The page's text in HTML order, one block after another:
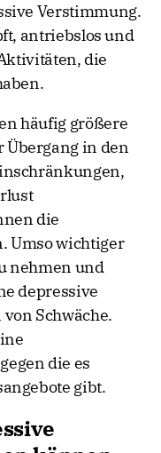
Verstimmung.
antriebslos und
die
häufig größere
Übergang in den
die
Umso wichtiger
nehmen und
depressive
Schwäche.
die es
gibt.